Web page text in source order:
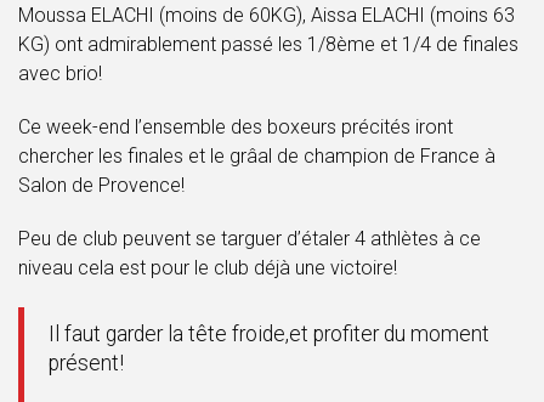
Moussa ELACHI (moins de 60KG), Aissa ELACHI (moins 63
KG) ont admirablement passé les 1/8ème et 1/4 de finales
avec brio!
Ce week-end l’ensemble des boxeurs précités iront
chercher les finales et le grâal de champion de France à
Salon de Provence!
Peu de club peuvent se targuer d’étaler 4 athlètes à ce
niveau cela est pour le club déjà une victoire!
Il faut garder la tête froide,et profiter du moment
présent!